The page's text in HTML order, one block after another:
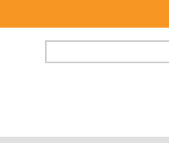
FORMULAIRE DE